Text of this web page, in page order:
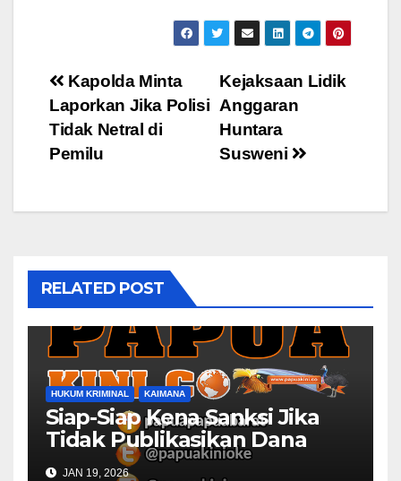
Post
navigation
Kejaksaan Lidik
Anggaran
Huntara
Susweni
Kapolda Minta
Laporkan Jika Polisi
Tidak Netral di
Pemilu
RELATED POST
HUKUM KRIMINAL KAIMANA
Siap-Siap Kena Sanksi Jika
Tidak Publikasikan Dana
Desa
JAN 19, 2026